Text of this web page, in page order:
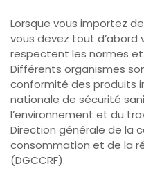
Lorsque vous importez
vous devez tout d’abord
respectent les normes
Différents organismes
conformité des produits
nationale de sécurité
l’environnement et du
Direction générale de la
consommation et de la
(DGCCRF).